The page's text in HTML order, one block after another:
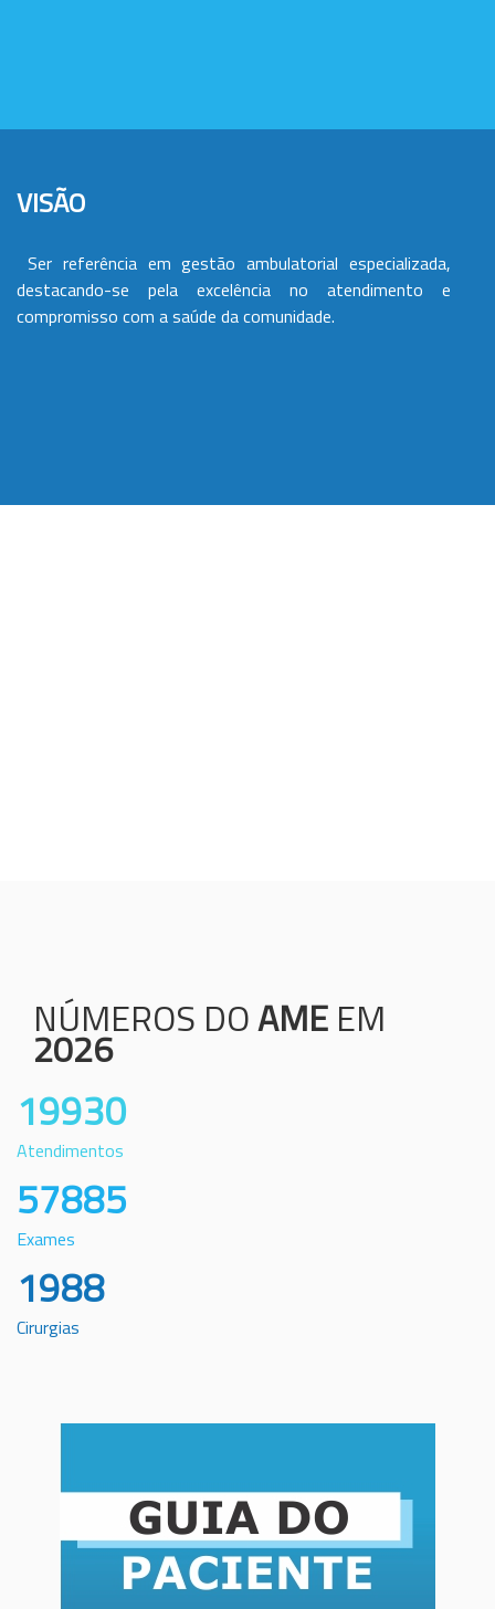
VISÃO
Ser referência em gestão ambulatorial especializada,
destacando-se pela excelência no atendimento e
compromisso com a saúde da comunidade.
NÚMEROS DOAME EM
2026
19930
Atendimentos
57885
Exames
1988
Cirurgias